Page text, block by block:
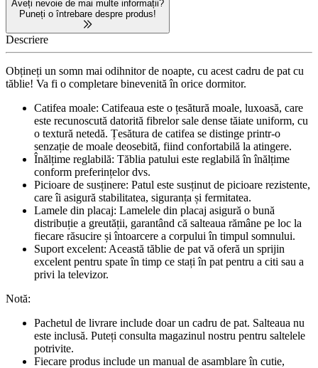
Aveți nevoie de mai multe informații?
Puneți o întrebare despre produs!
Descriere
Obțineți un somn mai odihnitor de noapte, cu acest cadru de pat cu
tăblie! Va fi o completare binevenită în orice dormitor.
Catifea moale: Catifeaua este o țesătură moale, luxoasă, care
este recunoscută datorită fibrelor sale dense tăiate uniform, cu
o textură netedă. Țesătura de catifea se distinge printr-o
senzație de moale deosebită, fiind confortabilă la atingere.
Înălțime reglabilă: Tăblia patului este reglabilă în înălțime
conform preferințelor dvs.
Picioare de susținere: Patul este susținut de picioare rezistente,
care îi asigură stabilitatea, siguranța și fermitatea.
Lamele din placaj: Lamelele din placaj asigură o bună
distribuție a greutății, garantând că salteaua rămâne pe loc la
fiecare răsucire și întoarcere a corpului în timpul somnului.
Suport excelent: Această tăblie de pat vă oferă un sprijin
excelent pentru spate în timp ce stați în pat pentru a citi sau a
privi la televizor.
Notă:
Pachetul de livrare include doar un cadru de pat. Salteaua nu
este inclusă. Puteți consulta magazinul nostru pentru saltelele
potrivite.
Fiecare produs include un manual de asamblare în cutie,